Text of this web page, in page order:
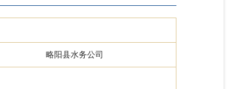
略阳县水务公司